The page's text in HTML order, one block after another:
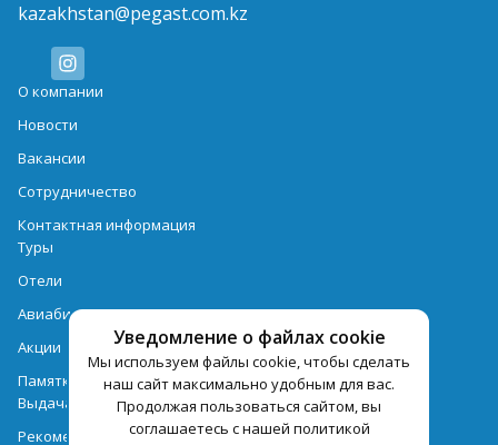
Уведомление о файлах cookie
Мы используем файлы cookie, чтобы сделать
наш сайт максимально удобным для вас.
Продолжая пользоваться сайтом, вы
соглашаетесь с нашей политикой
kazakhstan@pegast.com.kz
О компании
Новости
Вакансии
Сотрудничество
Контактная информация
Туры
Отели
Авиабилеты
Акции
Памятка для туристов
Выдача документов
Рекомендации